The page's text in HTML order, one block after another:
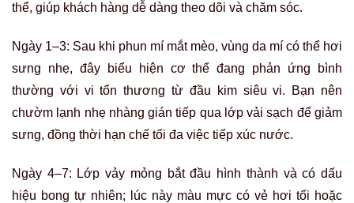
thể, giúp khách hàng dễ dàng theo dõi và chăm sóc.
Ngày 1–3: Sau khi phun mí mắt mèo, vùng da mí có thể hơi
sưng nhẹ, đây biểu hiện cơ thể đang phản ứng bình
thường với vi tổn thương từ đầu kim siêu vi. Bạn nên
chườm lạnh nhẹ nhàng gián tiếp qua lớp vải sạch để giảm
sưng, đồng thời hạn chế tối đa việc tiếp xúc nước.
Ngày 4–7: Lớp vảy mỏng bắt đầu hình thành và có dấu
hiệu bong tự nhiên; lúc này màu mực có vẻ hơi tối hoặc